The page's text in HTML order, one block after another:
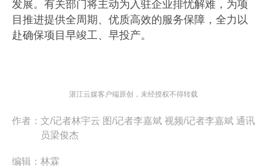
发展。有关部门将主动为入驻企业排忧解难，为项
目推进提供全周期、优质高效的服务保障，全力以
赴确保项目早竣工、早投产。
湛江云媒客户端原创，未经授权不得转载
作者： 文/记者林宇云 图/记者李嘉斌 视频/记者李嘉斌 通讯
员梁俊杰
编辑： 林霖